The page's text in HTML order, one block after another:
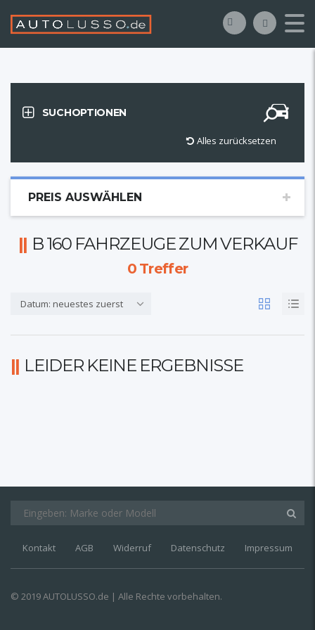
SUCHOPTIONEN
Alles zurücksetzen
PREIS AUSWÄHLEN
B 160 FAHRZEUGE ZUM VERKAUF
0Treffer
Datum: neuestes zuerst
LEIDER KEINE ERGEBNISSE
Kontakt AGB Widerruf Datenschutz Impressum
© 2019 AUTOLUSSO.de | Alle Rechte vorbehalten.